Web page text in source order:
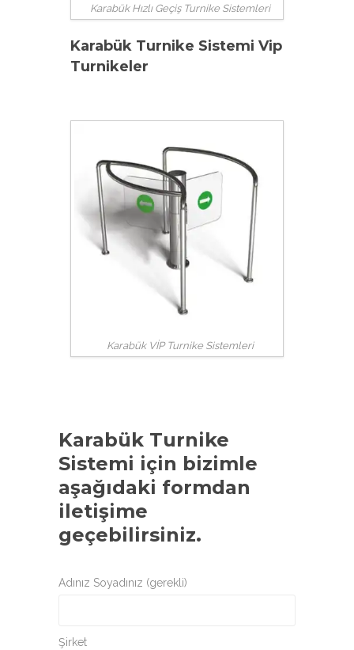
Karabük Hızlı Geçiş Turnike Sistemleri
Karabük Turnike Sistemi Vip
Turnikeler
Karabük VİP Turnike Sistemleri
Karabük Turnike
Sistemi için bizimle
aşağıdaki formdan
iletişime
geçebilirsiniz.
Adınız Soyadınız (gerekli)
Şirket